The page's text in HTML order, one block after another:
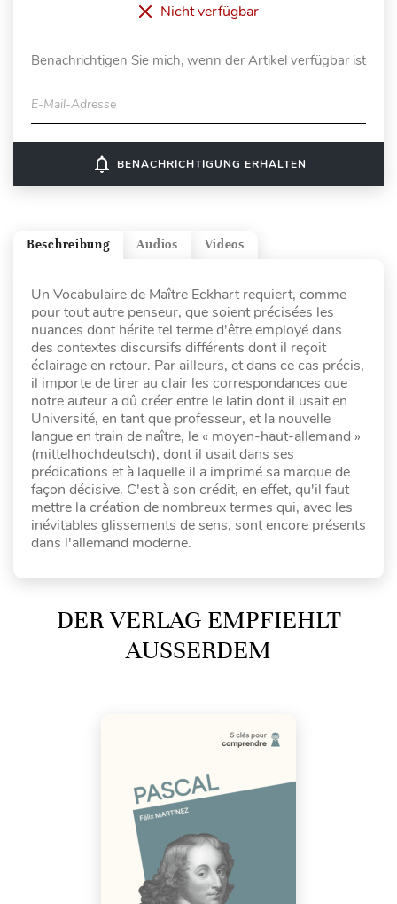
Nicht verfügbar
Benachrichtigen Sie mich, wenn der Artikel verfügbar ist
E-Mail-Adresse
notifications_none BENACHRICHTIGUNG ERHALTEN
Videos
Audios
Beschreibung
Un Vocabulaire de Maître Eckhart requiert, comme
pour tout autre penseur, que soient précisées les
nuances dont hérite tel terme d'être employé dans
des contextes discursifs différents dont il reçoit
éclairage en retour. Par ailleurs, et dans ce cas précis,
il importe de tirer au clair les correspondances que
notre auteur a dû créer entre le latin dont il usait en
Université, en tant que professeur, et la nouvelle
langue en train de naître, le « moyen-haut-allemand »
(mittelhochdeutsch), dont il usait dans ses
prédications et à laquelle il a imprimé sa marque de
façon décisive. C'est à son crédit, en effet, qu'il faut
mettre la création de nombreux termes qui, avec les
inévitables glissements de sens, sont encore présents
dans l'allemand moderne.
DER VERLAG EMPFIEHLT
AUSSERDEM